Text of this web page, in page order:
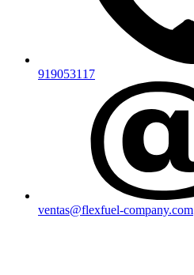
919053117
ventas@flexfuel-company.com